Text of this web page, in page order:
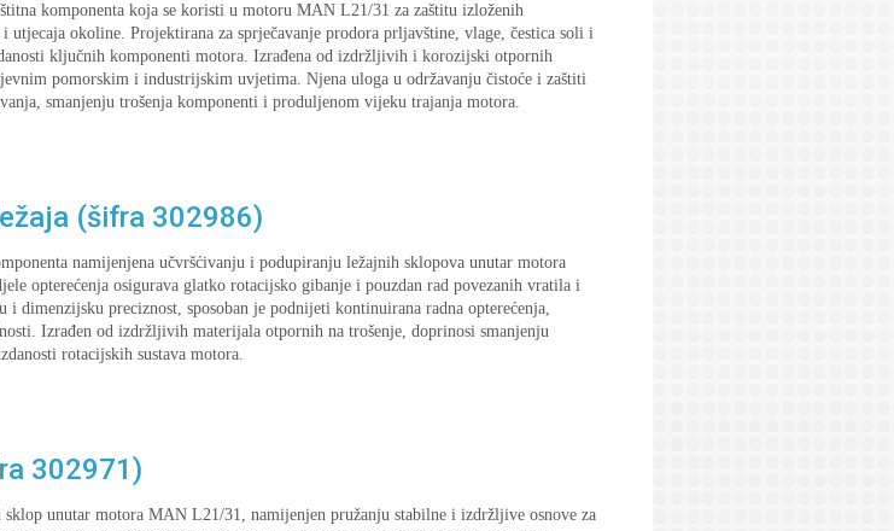
komponenta koja se koristi u motoru MAN L21/31 za zaštitu izloženih
okoline. Projektirana za sprječavanje prodora prljavštine, vlage, čestica soli i
ključnih komponenti motora. Izrađena od izdržljivih i korozijski otpornih
pomorskim i industrijskim uvjetima. Njena uloga u održavanju čistoće i zaštiti
smanjenju trošenja komponenti i produljenom vijeku trajanja motora.
(šifra 302986)
namijenjena učvršćivanju i podupiranju ležajnih sklopova unutar motora
opterećenja osigurava glatko rotacijsko gibanje i pouzdan rad povezanih vratila i
dimenzijsku preciznost, sposoban je podnijeti kontinuirana radna opterećenja,
Izrađen od izdržljivih materijala otpornih na trošenje, doprinosi smanjenju
rotacijskih sustava motora.
302971)
unutar motora MAN L21/31, namijenjen pružanju stabilne i izdržljive osnove za